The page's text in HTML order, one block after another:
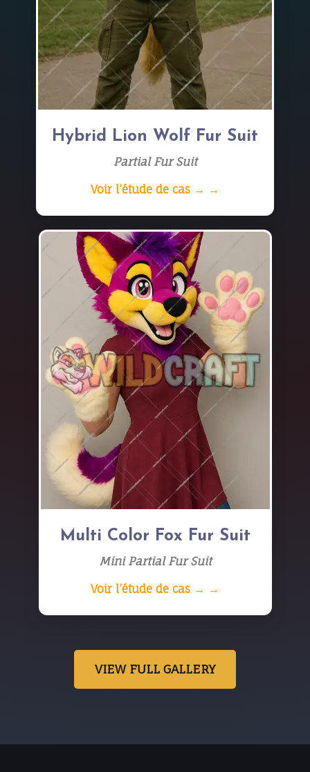
Hybrid Lion Wolf Fur Suit
Partial Fur Suit
Voir l’étude de cas → →
Multi Color Fox Fur Suit
Mini Partial Fur Suit
Voir l’étude de cas → →
VIEW FULL GALLERY